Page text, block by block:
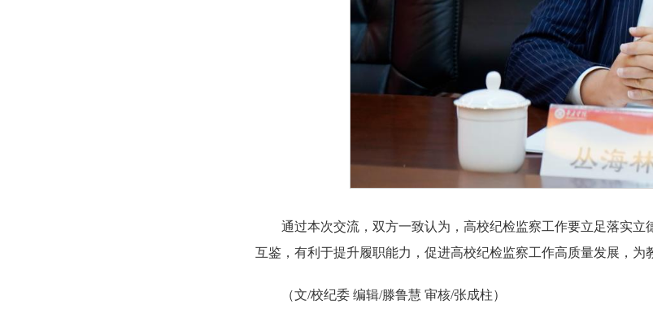
通过本次交流，双方一致认为，高校纪检监察工作要立足落实
互鉴，有利于提升履职能力，促进高校纪检监察工作高质量发展，为
（文/校纪委 编辑/滕鲁慧 审核/张成柱）